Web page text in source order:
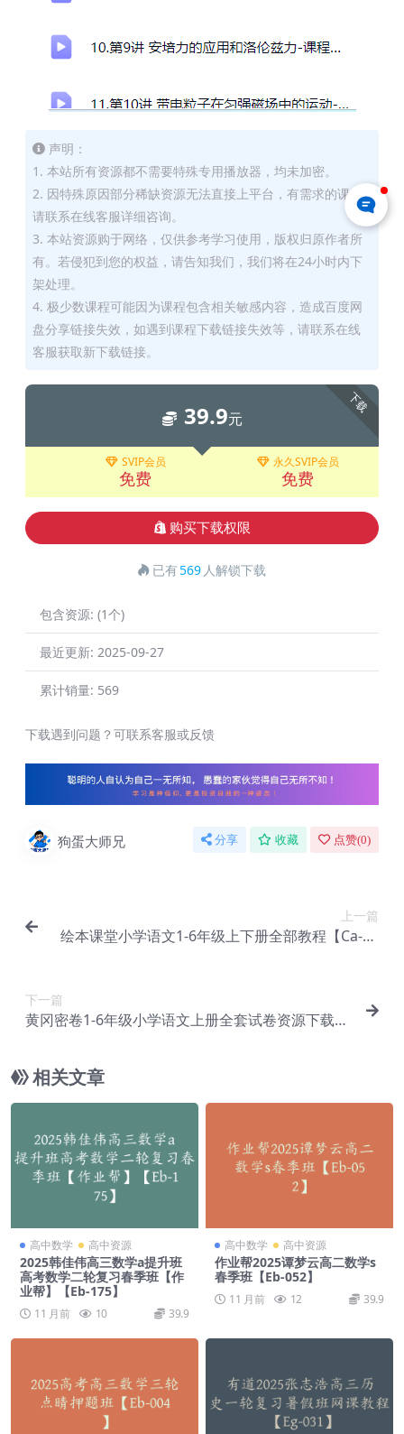
声明：
1. 本站所有资源都不需要特殊专用播放器，均未加密。
2. 因特殊原因部分稀缺资源无法直接上平台，有需求的课友
请联系在线客服详细咨询。
3. 本站资源购于网络，仅供参考学习使用，版权归原作者所
有。若侵犯到您的权益，请告知我们，我们将在24小时内下
架处理。
4. 极少数课程可能因为课程包含相关敏感内容，造成百度网
盘分享链接失效，如遇到课程下载链接失效等，请联系在线
客服获取新下载链接。
下载
39.9元
SVIP会员
免费
永久SVIP会员
免费
购买下载权限
已有569 人解锁下载
包含资源: (1个)
最近更新: 2025-09-27
累计销量: 569
下载遇到问题？可联系客服或反馈
狗蛋大师兄 分享 收藏 点赞(0)
上一篇
绘本课堂小学语文1-6年级上下册全部教程【Ca-02
下一篇
黄冈密卷1-6年级小学语文上册全套试卷资源下载
相关文章
高中数学 高中资源
2025韩佳伟高三数学a提升班
高考数学二轮复习春季班【作
业帮】【Eb-175】
11 月前 10 39.9
高中数学 高中资源
作业帮2025谭梦云高二数学s
春季班【Eb-052】
11 月前 12 39.9